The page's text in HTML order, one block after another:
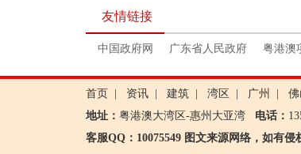
友情链接
中国政府网 广东省人民政府 粤港澳
首页 资讯 建筑 湾区 广州 佛
地址： 粤港澳大湾区-惠州大亚湾 电话：
客服QQ：10075549 图文来源网络，如有